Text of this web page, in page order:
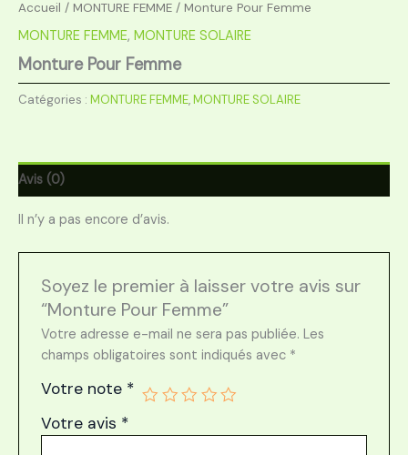
Accueil / MONTURE FEMME / Monture Pour Femme
MONTURE FEMME, MONTURE SOLAIRE
Monture Pour Femme
Catégories : MONTURE FEMME,MONTURE SOLAIRE
Avis (0)
Il n’y a pas encore d’avis.
Soyez le premier à laisser votre avis sur
“Monture Pour Femme”
Votre adresse e-mail ne sera pas publiée. Les
champs obligatoires sont indiqués avec *
Votre note *
Votre avis *